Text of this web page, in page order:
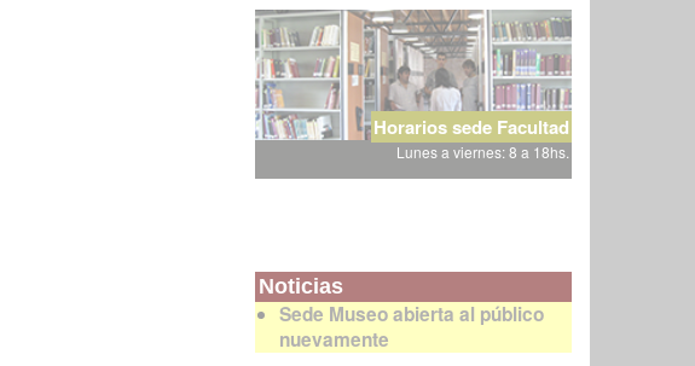
Horarios sede Facultad
Lunes a viernes: 8 a 18hs.
Noticias
Sede Museo abierta al público
nuevamente